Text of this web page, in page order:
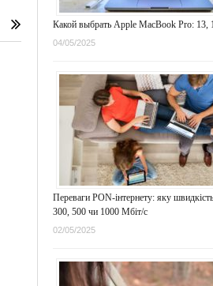
Какой выбрать Apple MacBook Pro: 13,
04/05/2025
Переваги PON-інтернету: яку
300, 500 чи 1000 Мбіт/с
02/05/2025